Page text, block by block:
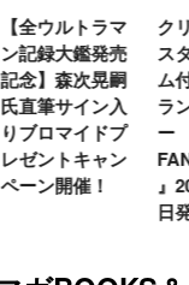
【全ウルトラマ
ン記録大鑑発売
記念】森次晃嗣
氏直筆サイン入
りブロマイドプ
レゼントキャン
ペーン開催！
ク
ス
ム
ラ
ー
』
日